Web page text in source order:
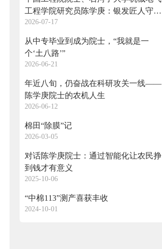
工程学院研究员陈学庚：银发匠人守棉
田
2026-07-17
从中专毕业到成为院士，“我就是一
个‘土八路’”
2026-06-21
年近八旬，仍奋战在科研攻关一线——
陈学庚院士的农机人生
2026-06-12
棉田“除膜”记
2026-03-05
对话陈学庚院士：通过智能化让农民挣
到钱才有意义
2025-10-06
“中棉113”测产喜获丰收
2024-10-01